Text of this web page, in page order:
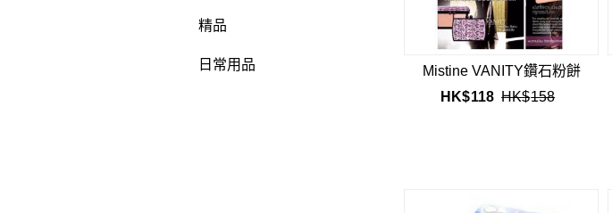
精品
日常用品
Mistine VANITY鑽石粉餅
HK$118 HK$158